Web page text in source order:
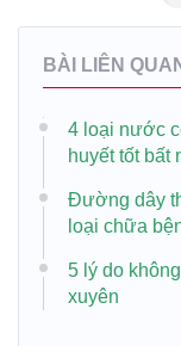
BÀI LIÊN
4 loại nước
huyết tốt bất
Đường dây
loại chữa
5 lý do
xuyên